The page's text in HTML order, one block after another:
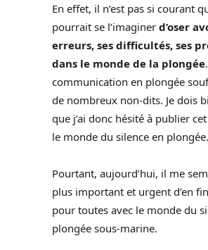
En effet, il n’est pas si courant
pourrait se l’imaginer d’oser
erreurs, ses difficultés, ses
dans le monde de la plongée
communication en plongée
de nombreux non-dits. Je dois
que j’ai donc hésité à publier
le monde du silence en plongée.
Pourtant, aujourd’hui, il me
plus important et urgent d’en
pour toutes avec le monde du
plongée sous-marine.